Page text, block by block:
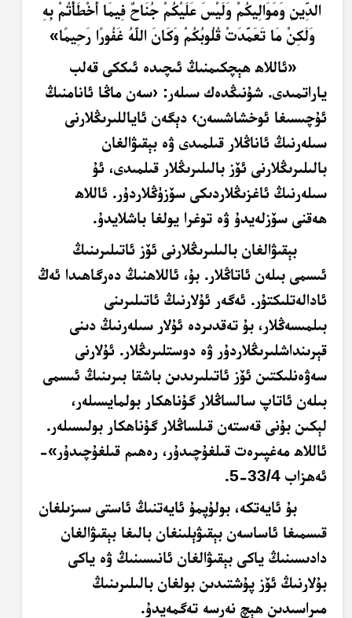
الدِّينِ وَمَوَالِيكُمْ وَلَيْسَ عَلَيْكُمْ جُنَاحٌ فِيمَا أَخْطَأْتُمْ بِهِ
وَلَكِنْ مَا تَعَمَّدَتْ قُلُوبُكُمْ وَكَانَ اللَّهُ غَفُورًا رَحِيمًا»
«ئاللاھ ھېچكىمنىڭ ئىچىدە ئىككى قەلب
ياراتمىدى. شۇنىڭدەك سىلەر: ‹سەن ماڭا ئانامنىڭ
ئۇچىسىغا ئوخشاشسەن› دېگەن ئاياللىرىڭلارنى
سىلەرنىڭ ئاناڭلار قىلمىدى ۋەبېقىۋالغان
بالىلىرىڭلارنى ئۆز بالىلىرىڭلار قىلمىدى، ئۇ
سىلەرنىڭ ئاغزىڭلاردىكى سۆزۈڭلاردۇر. ئاللاھ
ھەقنى سۆزلەيدۇ ۋە توغرا يولغا باشلايدۇ.
بېقىۋالغان بالىلىرىڭلارنى ئۆز ئاتىلىرىنىڭ
ئىسمى بىلەن ئاتاڭلار. بۇ، ئاللاھنىڭ دەرگاھىدا ئەڭ
ئادالەتلىكتۇر. ئەگەر ئۇلارنىڭ ئاتىلىرىنى
بىلمىسەڭلار، بۇ تەقدىردە ئۇلار سىلەرنىڭ دىنى
قېرىنداشلىرىڭلاردۇر ۋە دوستلىرىڭلار. ئۇلارنى
سەۋەنلىكتىن ئۆز ئاتىلىرىدىن باشقا بىرىنىڭ ئىسمى
بىلەن ئاتاپ سالساڭلار گۇناھكار بولمايسىلەر،
لېكىن بۇنى قەستەن قىلساڭلار گۇناھكار بولىسىلەر.
ئاللاھ مەغپىرەت قىلغۇچىدۇر، رەھىم قىلغۇچىدۇر»-
ئەھزاب 33/4-5
.
بۇ ئايەتكە، بولۇپمۇ ئايەتنىڭ ئاستى سىزىلغان
قىسمىغا ئاساسەن بېقىۋېلىنغان بالىغا بېقىۋالغان
دادىسىنىڭ ياكى بېقىۋالغان ئانىسىنىڭ ۋە ياكى
بۇلارنىڭ ئۆز پۇشتىدىن بولغان بالىلىرىنىڭ
مىراسىدىن ھېچ نەرسە تەگمەيدۇ.